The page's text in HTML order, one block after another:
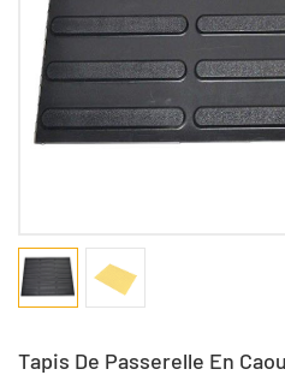
Tapis De Passerelle En